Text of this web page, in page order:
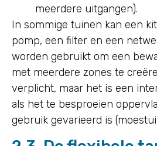
meerdere uitgangen).
In sommige tuinen kan een
pomp, een filter en een
worden gebruikt om een
met meerdere zones te
verplicht, maar het is een
als het te besproeien
gebruik gevarieerd is